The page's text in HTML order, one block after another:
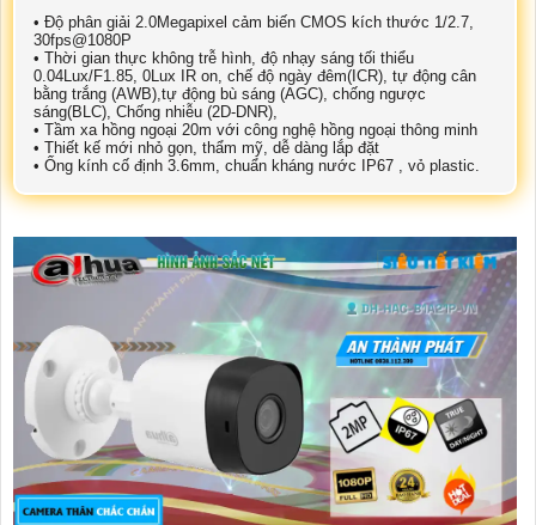
• Độ phân giải 2.0Megapixel cảm biến CMOS kích thước 1/2.7,
30fps@1080P
• Thời gian thực không trễ hình, độ nhạy sáng tối thiểu
0.04Lux/F1.85, 0Lux IR on, chế độ ngày đêm(ICR), tự động cân
bằng trắng (AWB),tự động bù sáng (AGC), chống ngược
sáng(BLC), Chống nhiễu (2D-DNR),
• Tầm xa hồng ngoại 20m với công nghệ hồng ngoại thông minh
• Thiết kế mới nhỏ gọn, thẩm mỹ, dễ dàng lắp đặt
• Ống kính cố định 3.6mm, chuẩn kháng nước IP67 , vỏ plastic.